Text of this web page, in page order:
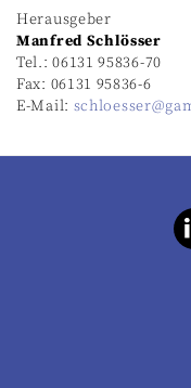
Herausgeber
Manfred Schlösser
Tel.: 06131 95836-70
Fax: 06131 95836-6
E-Mail: